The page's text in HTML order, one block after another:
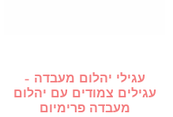
עגילי יהלום מעבדה –
עגילים צמודים עם יהלום
מעבדה פרימיום